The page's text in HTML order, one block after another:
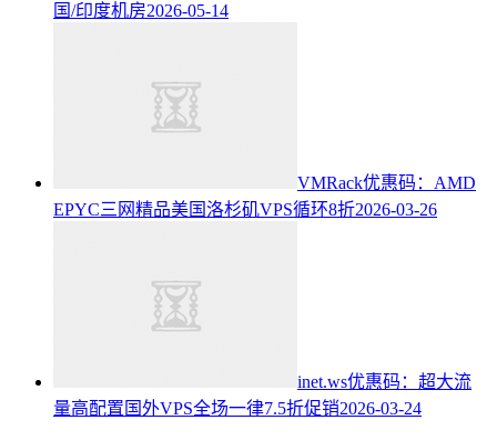
国/印度机房2026-05-14
VMRack优惠码：AMD
EPYC三网精品美国洛杉矶VPS循环8折2026-03-26
inet.ws优惠码：超大流
量高配置国外VPS全场一律7.5折促销2026-03-24